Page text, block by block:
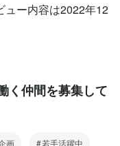
ュー内容は2022年12
く仲間を募集して
画 若手活躍中